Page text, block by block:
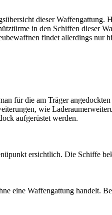
dieser
in den Schiffen dieser
findet allerdings
für die am Träger
wie
aufgerüstet werden.
ersichtlich. Die Schiffe
eine Waffengattung handelt.